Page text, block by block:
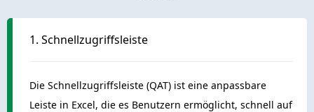
1. Schnellzugriffsleiste
Die Schnellzugriffsleiste (QAT) ist eine anpassbare
Leiste in Excel, die es Benutzern ermöglicht, schnell auf